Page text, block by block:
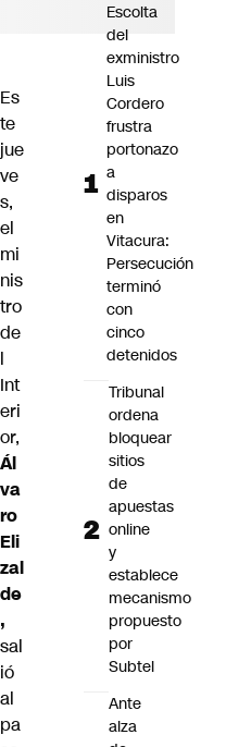
Es
te
jue
ve
s,
el
mi
nis
tro
de
l
Int
eri
or,
Ál
va
ro
Eli
zal
de
,
sal
ió
al
pa
Escolta
del
exministro
Luis
Cordero
frustra
portonazo
a
disparos
en
Vitacura:
Persecución
terminó
con
cinco
detenidos
Tribunal
ordena
bloquear
sitios
de
apuestas
online
y
establece
mecanismo
propuesto
por
Subtel
Ante
alza